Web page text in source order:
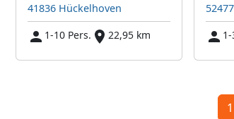
41836 Hückelhoven
1-10 Pers.
22,95 km
1